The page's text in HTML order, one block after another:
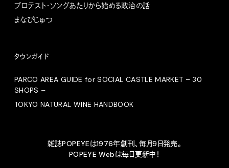
プロテスト・ソングあたりから始める政治の話
まなびじゅつ
タウンガイド
PARCO AREA GUIDE for SOCIAL CASTLE MARKET – 30
SHOPS –
TOKYO NATURAL WINE HANDBOOK
雑誌POPEYEは1976年創刊、毎月9日発売。
POPEYE Webは毎日更新中！